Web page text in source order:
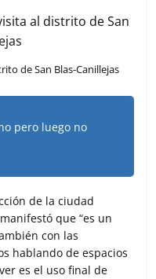
de San Blas-Canillejas
pero luego no
de la ciudad
que “es un
con las
hablando de espacios
es el uso final de